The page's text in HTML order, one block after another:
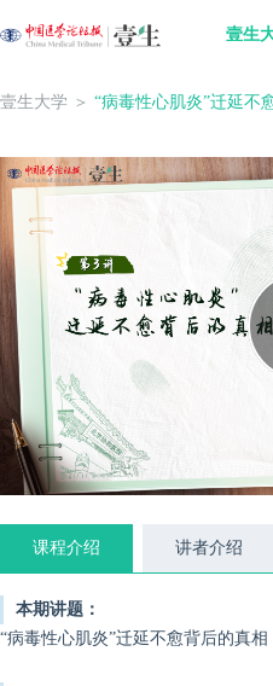
壹生
壹生大学 ＞ “病毒性心肌炎”迁延不
课程介绍 讲者介绍
本期讲题：
“病毒性心肌炎”迁延不愈背后的真相